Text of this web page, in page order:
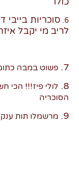
6. סוכריות בייבי
לריב מי יקבל
7. פשוט במבה
8. לולי פיז!!! הכי
הסוכריה
9. מרשמלו תות